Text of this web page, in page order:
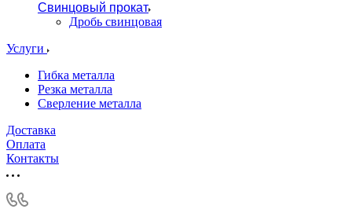
Свинцовый прокат
Дробь свинцовая
Услуги
Гибка металла
Резка металла
Сверление металла
Доставка
Оплата
Контакты